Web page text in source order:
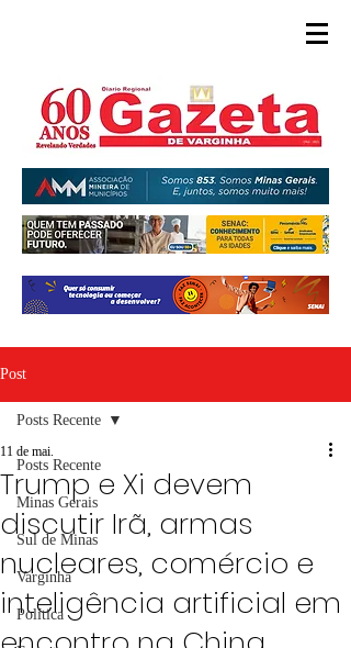
Post
Posts Recente
Minas Gerais
Sul de Minas
Varginha
Política
Posts Recente
Trump e Xi devem
discutir Irã, armas
nucleares, comércio e
inteligência artificial em
11 de mai.